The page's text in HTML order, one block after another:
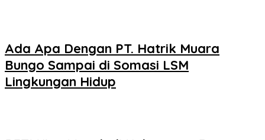
Ada Apa Dengan PT. Hatrik Muara
Bungo Sampai di Somasi LSM
Lingkungan Hidup